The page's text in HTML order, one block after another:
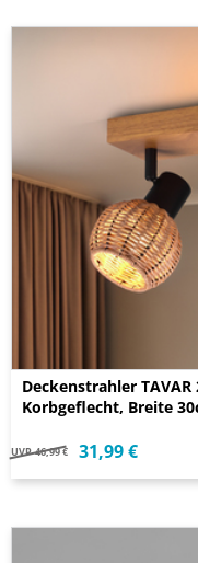
Deckenstrahler
Korbgeflecht, Breite
UVP 46,99 € 31,99 €